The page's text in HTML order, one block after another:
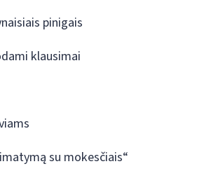
pinigais
klausimai
su mokesčiais“